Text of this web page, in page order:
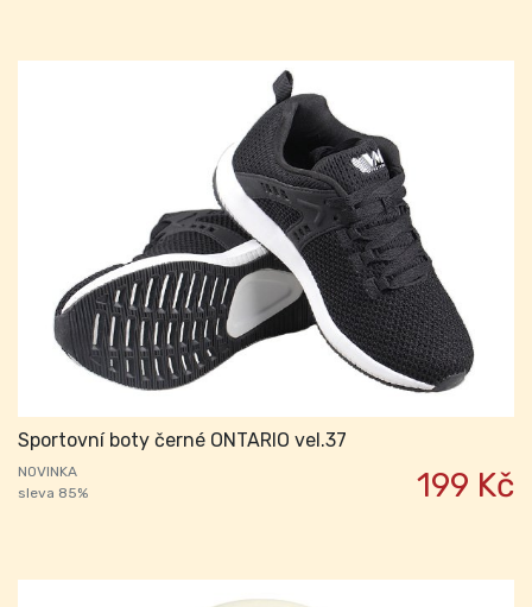
Sportovní boty černé ONTARIO vel.37
NOVINKA
sleva 85%
199 Kč